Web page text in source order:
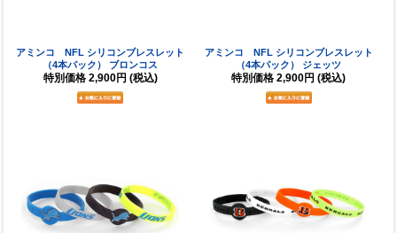
アミンコ NFL シリコンブレスレット
（4本パック） ブロンコス
特別価格 2,900円 (税込)
アミンコ NFL シリコンブレスレット
（4本パック） ジェッツ
特別価格 2,900円 (税込)